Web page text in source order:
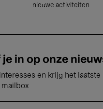
nieuwe activiteiten
in op onze
en krijg het laatste
mailbox